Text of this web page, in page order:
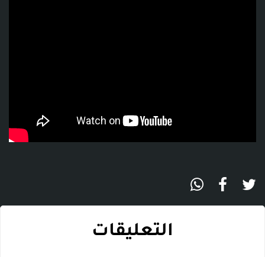
التعليقات